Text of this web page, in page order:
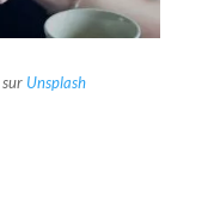
sur Unsplash